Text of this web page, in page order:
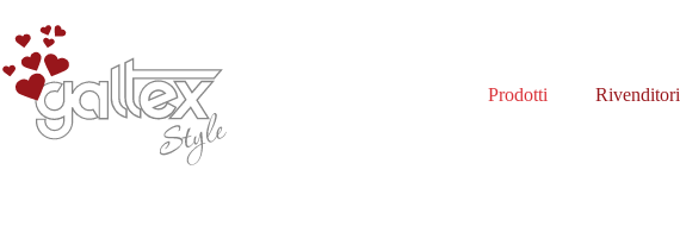
contenuto
Prodotti Rivenditori